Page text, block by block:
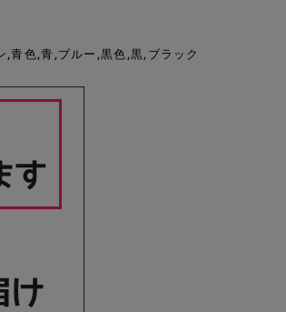
青色,青,ブルー,黒色,黒,ブラック